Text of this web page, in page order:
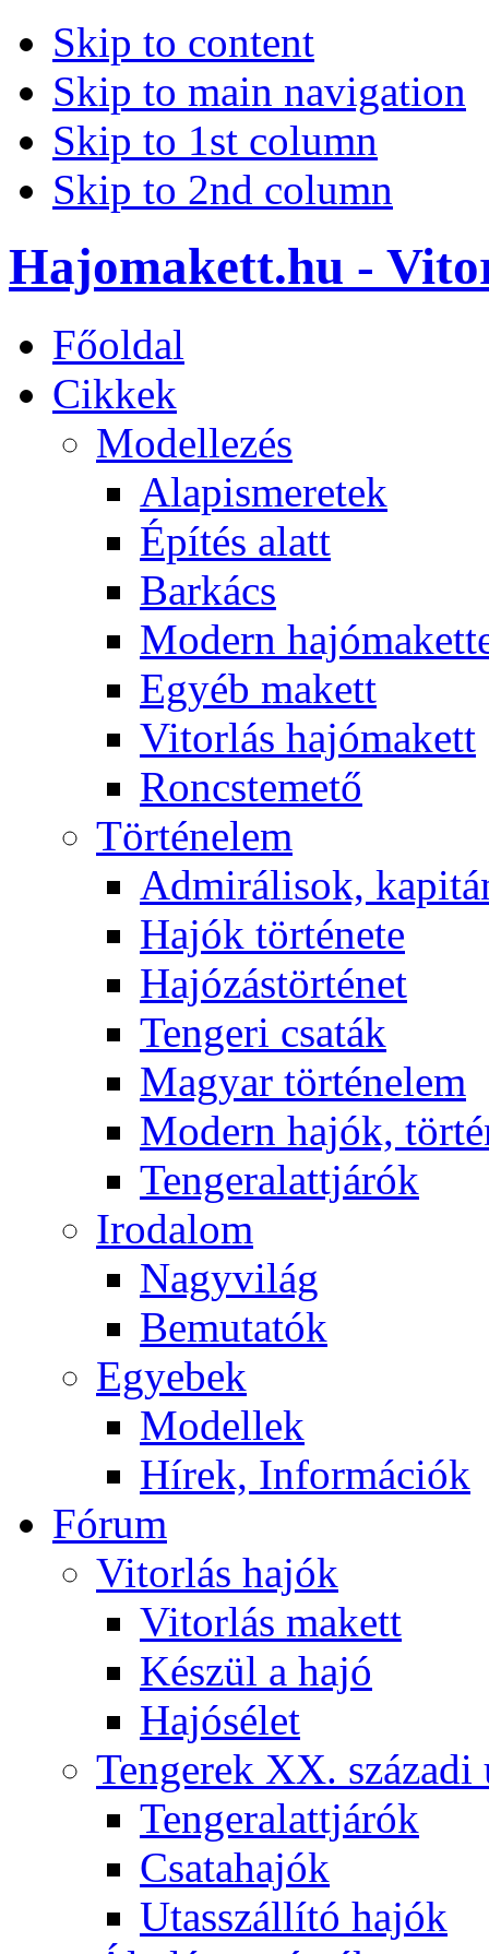
Skip to content
Skip to main navigation
Skip to 1st column
Skip to 2nd column
Hajomakett.hu -
Főoldal
Cikkek
Modellezés
Alapismeretek
Építés alatt
Barkács
Modern
Egyéb makett
Vitorlás hajómakett
Roncstemető
Történelem
Admirálisok,
Hajók története
Hajózástörténet
Tengeri csaták
Magyar történelem
Modern hajók,
Tengeralattjárók
Irodalom
Nagyvilág
Bemutatók
Egyebek
Modellek
Hírek, Információk
Fórum
Vitorlás hajók
Vitorlás makett
Készül a hajó
Hajósélet
Tengerek XX. századi
Tengeralattjárók
Csatahajók
Utasszállító hajók